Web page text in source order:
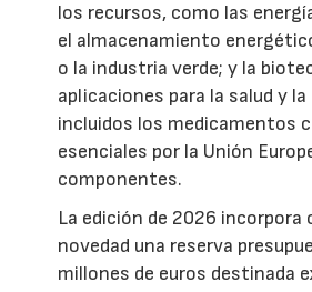
los recursos, como las
el almacenamiento
o la industria verde; y la
aplicaciones para la salud y
incluidos los medicamentos
esenciales por la Unión
componentes.
La edición de 2026 incorpora
novedad una reserva
millones de euros destinada